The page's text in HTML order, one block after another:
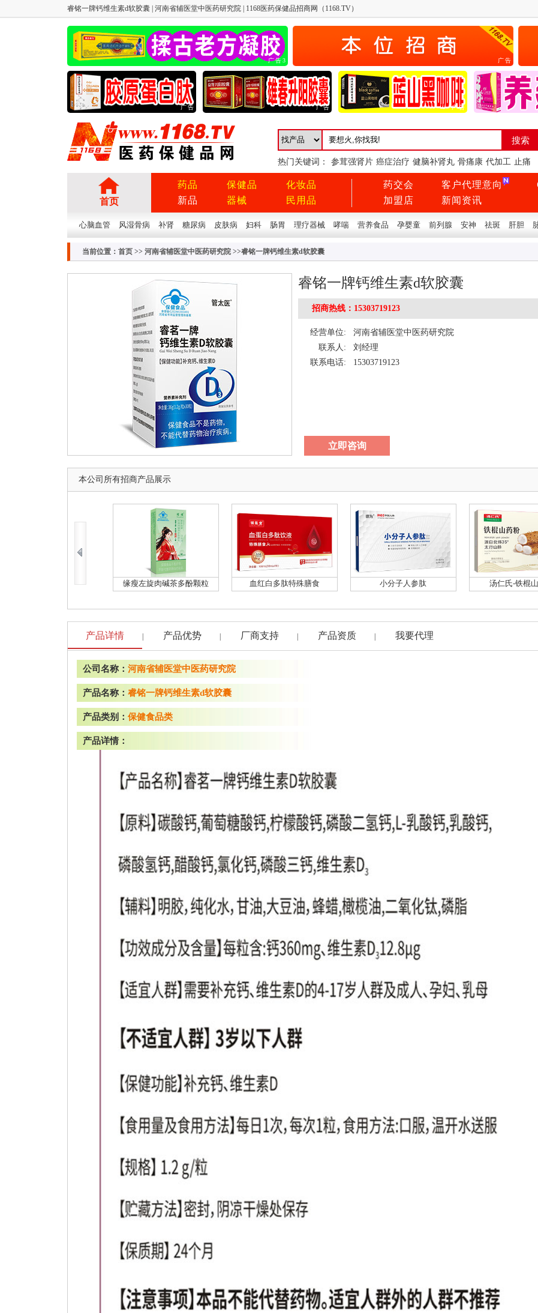
睿铭一牌钙维生素d软胶囊 | 河南省辅医堂中医药研究院 | 1168医药保健品招商网（1168.TV）
广告3 广告
广告 广告 广告
热门关键词： 参茸强肾片 癌症治疗 健脑补肾丸 骨痛康 代加工 止痛
首页
药品
新品
保健品
器械
化妆品
民用品
药交会
加盟店
客户代理意向
新闻资讯
心脑血管 风湿骨病 补肾 糖尿病 皮肤病 妇科 肠胃 理疗器械 哮喘 营养食品 孕婴童 前列腺 安神 祛斑 肝胆
当前位置： 首页 >> 河南省辅医堂中医药研究院 >>睿铭一牌钙维生素d软胶囊
睿铭一牌钙维生素d软胶囊
招商热线：15303719123
经营单位:
河南省辅医堂中医药研究院
联系人:
刘经理
联系电话:
15303719123
立即咨询
本公司所有招商产品展示
缘瘦左旋肉碱茶多酚颗粒 血红白多肽特殊膳食 小分子人参肽 汤仁氏-铁棍
产品详情 产品优势 厂商支持 产品资质 我要代理
公司名称： 河南省辅医堂中医药研究院
产品名称： 睿铭一牌钙维生素d软胶囊
产品类别： 保健食品类
产品详情：